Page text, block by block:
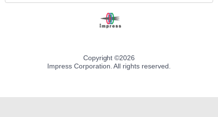
Copyright ©2026
Impress Corporation. All rights reserved.